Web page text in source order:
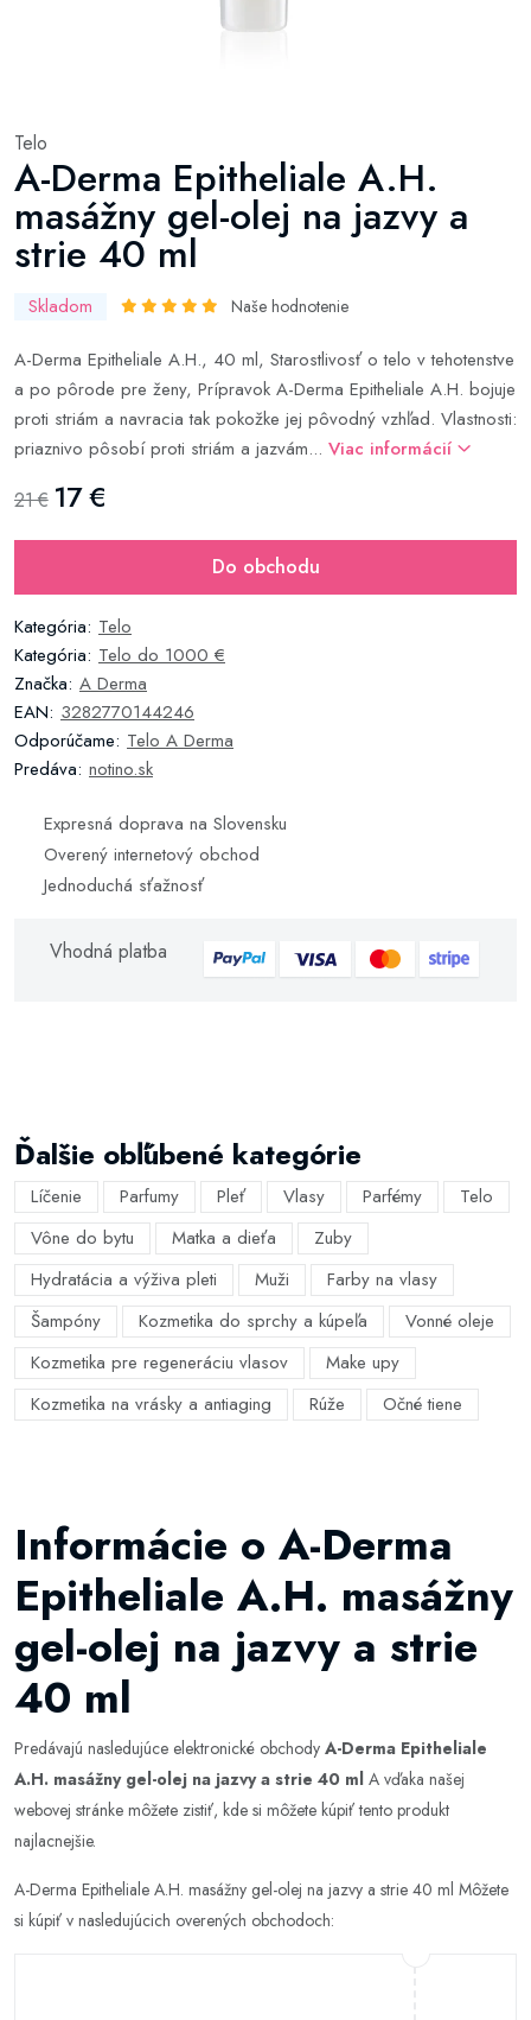
Telo
A-Derma Epitheliale A.H.
masážny gel-olej na jazvy a
strie 40 ml
Skladom Naše hodnotenie
A-Derma Epitheliale A.H., 40 ml, Starostlivosť o telo v tehotenstve
a po pôrode pre ženy, Prípravok A-Derma Epitheliale A.H. bojuje
proti striám a navracia tak pokožke jej pôvodný vzhľad. Vlastnosti:
priaznivo pôsobí proti striám a jazvám... Viac informácií
21 € 17 €
Do obchodu
Kategória: Telo
Kategória: Telo do 1000 €
Značka: A Derma
EAN: 3282770144246
Odporúčame: Telo A Derma
Predáva: notino.sk
Expresná doprava na Slovensku
Overený internetový obchod
Jednoduchá sťažnosť
Vhodná platba
Ďalšie obľúbené kategórie
Líčenie Parfumy Pleť Vlasy Parfémy
Telo
Vône do bytu
Matka a dieťa
Zuby
Hydratácia a výživa pleti
Muži
Farby na vlasy
Šampóny
Kozmetika do sprchy a kúpeľa
Vonné oleje
Kozmetika pre regeneráciu vlasov
Make upy
Kozmetika na vrásky a antiaging
Rúže Očné tiene
Informácie o A-Derma
Epitheliale A.H. masážny
gel-olej na jazvy a strie
40 ml
Predávajú nasledujúce elektronické obchody A-Derma Epitheliale
A.H. masážny gel-olej na jazvy a strie 40 ml A vďaka našej
webovej stránke môžete zistiť, kde si môžete kúpiť tento produkt
najlacnejšie.
A-Derma Epitheliale A.H. masážny gel-olej na jazvy a strie 40 ml Môžete
si kúpiť v nasledujúcich overených obchodoch: